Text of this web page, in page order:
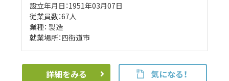
設立年月日：1951年03月07日
従業員数：67人
業種：製造
就業場所：四街道市
詳細をみる 気になる！